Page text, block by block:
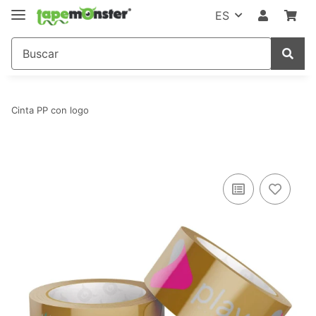
ES
Cinta PP con logo